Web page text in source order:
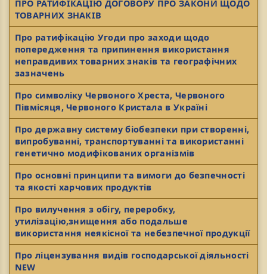
ПРО РАТИФІКАЦІЮ ДОГОВОРУ ПРО ЗАКОНИ ЩОДО
ТОВАРНИХ ЗНАКІВ
Про ратифікацію Угоди про заходи щодо
попередження та припинення використання
неправдивих товарних знаків та географічних
зазначень
Про символіку Червоного Хреста, Червоного
Півмісяця, Червоного Кристала в Україні
Про державну систему біобезпеки при створенні,
випробуванні, транспортуванні та використанні
генетично модифікованих організмів
Про основні принципи та вимоги до безпечності
та якості харчових продуктів
Про вилучення з обігу, переробку,
утилізацію,знищення або подальше
використання неякісної та небезпечної продукції
Про ліцензування видів господарської діяльності
NEW